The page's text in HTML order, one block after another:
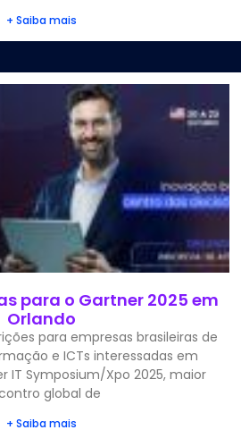
+ Saiba mais
para o Gartner 2025 em
Orlando
para empresas brasileiras de
e ICTs interessadas em
IT Symposium/Xpo 2025, maior
global de
+ Saiba mais